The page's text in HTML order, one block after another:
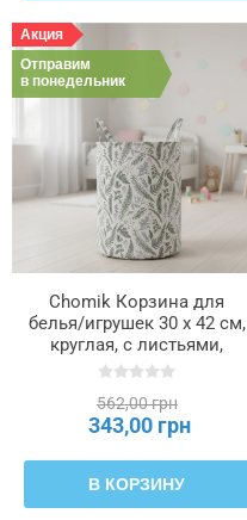
Акция
Отправим
в понедельник
Chomik Корзина для
белья/игрушек 30 x 42 см,
круглая, с листьями,
размер S, NIZ4953
562,00 грн
343,00 грн
В КОРЗИНУ